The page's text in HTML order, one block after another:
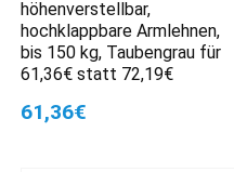
höhenverstellbar,
hochklappbare Armlehnen,
bis 150 kg, Taubengrau für
61,36€ statt 72,19€
61,36€